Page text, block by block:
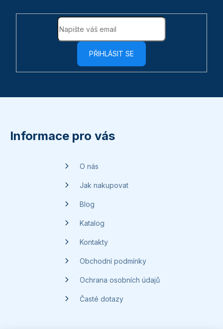
PŘIHLÁSIT SE
Informace pro vás
O nás
Jak nakupovat
Blog
Katalog
Kontakty
Obchodní podmínky
Ochrana osobních údajů
Časté dotazy